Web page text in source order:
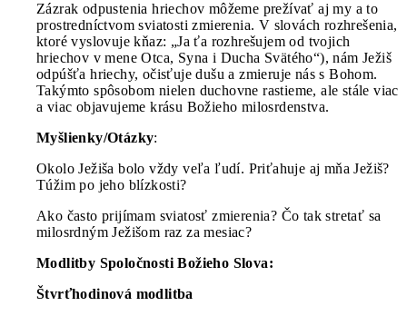
Zázrak odpustenia hriechov môžeme prežívať aj my a to
prostredníctvom sviatosti zmierenia. V slovách rozhrešenia,
ktoré vyslovuje kňaz: „Ja ťa rozhrešujem od tvojich
hriechov v mene Otca, Syna i Ducha Svätého“), nám Ježiš
odpúšťa hriechy, očisťuje dušu a zmieruje nás s Bohom.
Takýmto spôsobom nielen duchovne rastieme, ale stále viac
a viac objavujeme krásu Božieho milosrdenstva.
Myšlienky/Otázky:
Okolo Ježiša bolo vždy veľa ľudí. Priťahuje aj mňa Ježiš?
Túžim po jeho blízkosti?
Ako často prijímam sviatosť zmierenia? Čo tak stretať sa
milosrdným Ježišom raz za mesiac?
Modlitby Spoločnosti Božieho Slova:
Štvrťhodinová modlitba